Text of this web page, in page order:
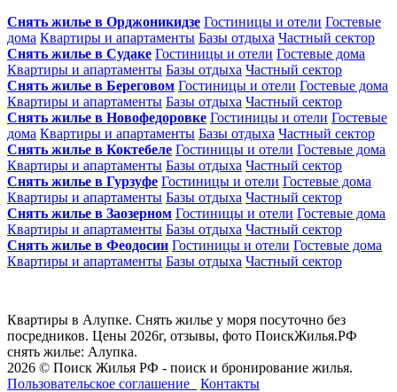
Снять жилье в Орджоникидзе Гостиницы и отели Гостевые
дома Квартиры и апартаменты Базы отдыха Частный сектор
Снять жилье в Судаке Гостиницы и отели Гостевые дома
Квартиры и апартаменты Базы отдыха Частный сектор
Снять жилье в Береговом Гостиницы и отели Гостевые дома
Квартиры и апартаменты Базы отдыха Частный сектор
Снять жилье в Новофедоровке Гостиницы и отели Гостевые
дома Квартиры и апартаменты Базы отдыха Частный сектор
Снять жилье в Коктебеле Гостиницы и отели Гостевые дома
Квартиры и апартаменты Базы отдыха Частный сектор
Снять жилье в Гурзуфе Гостиницы и отели Гостевые дома
Квартиры и апартаменты Базы отдыха Частный сектор
Снять жилье в Заозерном Гостиницы и отели Гостевые дома
Квартиры и апартаменты Базы отдыха Частный сектор
Снять жилье в Феодосии Гостиницы и отели Гостевые дома
Квартиры и апартаменты Базы отдыха Частный сектор
Квартиры в Алупке. Снять жилье у моря посуточно без
посредников. Цены 2026г, отзывы, фото ПоискЖилья.РФ
снять жилье: Алупка.
2026 © Поиск Жилья РФ - поиск и бронирование жилья.
Пользовательское соглашение
Контакты